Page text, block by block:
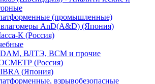
(промышленные)
AnD(A&D) (Япония)
К (Россия)
ВЛТЭ, BCM и прочие
(Россия)
(Япония)
взрывобезопасные